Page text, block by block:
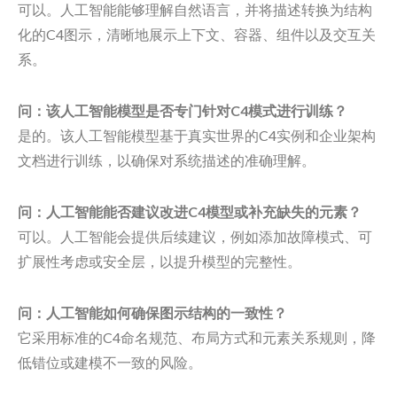
可以。人工智能能够理解自然语言，并将描述转换为结构
化的C4图示，清晰地展示上下文、容器、组件以及交互关
系。
问：该人工智能模型是否专门针对C4模式进行训练？
是的。该人工智能模型基于真实世界的C4实例和企业架构
文档进行训练，以确保对系统描述的准确理解。
问：人工智能能否建议改进C4模型或补充缺失的元素？
可以。人工智能会提供后续建议，例如添加故障模式、可
扩展性考虑或安全层，以提升模型的完整性。
问：人工智能如何确保图示结构的一致性？
它采用标准的C4命名规范、布局方式和元素关系规则，降
低错位或建模不一致的风险。